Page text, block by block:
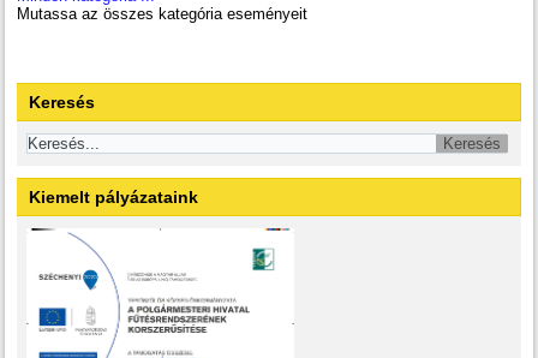
Mutassa az összes kategória eseményeit
Keresés
Kiemelt pályázataink